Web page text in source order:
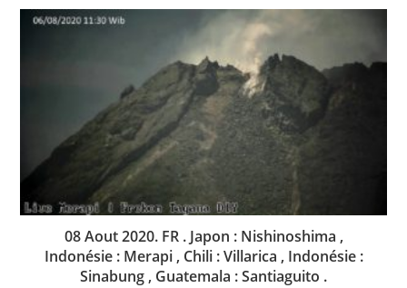
08 Aout 2020. FR . Japon : Nishinoshima ,
Indonésie : Merapi , Chili : Villarica , Indonésie :
Sinabung , Guatemala : Santiaguito .